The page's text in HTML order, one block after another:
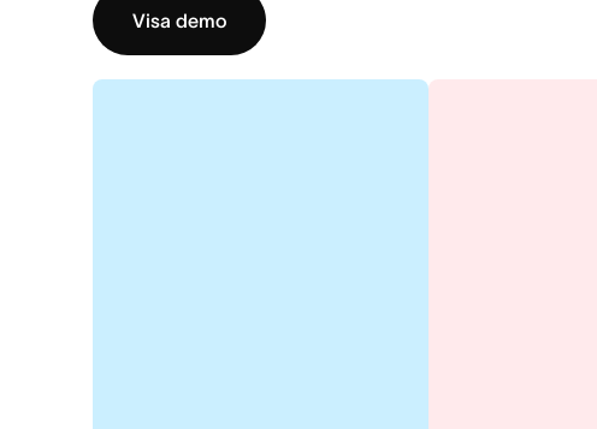
Visa demo